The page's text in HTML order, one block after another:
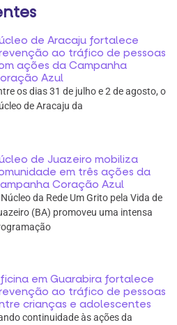
de Aracaju fortalece
ao tráfico de pessoas
ações da Campanha
Azul
os dias 31 de julho e 2 de agosto, o
de Aracaju da
de Juazeiro mobiliza
em três ações da
Coração Azul
da Rede Um Grito pela Vida de
(BA) promoveu uma intensa
em Guarabira fortalece
ao tráfico de pessoas
crianças e adolescentes
continuidade às ações da